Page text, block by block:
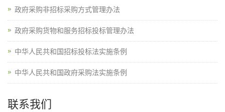
政府采购非招标采购方式管理办法
政府采购货物和服务招标投标管理办法
中华人民共和国招标投标法实施条例
中华人民共和国政府采购法实施条例
联系我们